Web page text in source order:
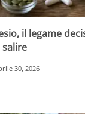
il legame
30, 2026